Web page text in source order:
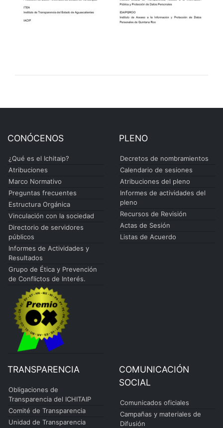
CONÓCENOS
¿Qué es el Ichitaip?
Atribuciones
Marco Normativo
Preguntas frecuentes
Estructura Orgánica
Vinculación con la sociedad
Directorio de servidores
públicos
Informes de Actividades y
Resultados
Grupo de Ética y Prevención
de Conflictos de Interés.
PLENO
Decretos de nombramientos
Calendario de sesiones
Atribuciones del pleno
Informes de actividades del
pleno
Recursos de Revisión
Actas de Sesión
Listas de Acuerdo
TRANSPARENCIA
Obligaciones de
Transparencia del ICHITAIP
Comité de Transparencia
Unidad de Transparencia
COMUNICACIÓN
SOCIAL
Comunicados oficiales
Campañas y materiales de
Difusión